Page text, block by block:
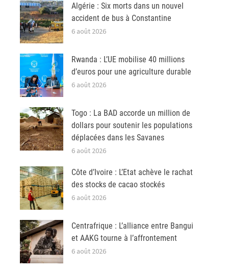
Algérie : Six morts dans un nouvel
accident de bus à Constantine
6 août 2026
Rwanda : L’UE mobilise 40 millions
d’euros pour une agriculture durable
6 août 2026
Togo : La BAD accorde un million de
dollars pour soutenir les populations
déplacées dans les Savanes
6 août 2026
Côte d’Ivoire : L’Etat achève le rachat
des stocks de cacao stockés
6 août 2026
Centrafrique : L’alliance entre Bangui
et AAKG tourne à l’affrontement
6 août 2026